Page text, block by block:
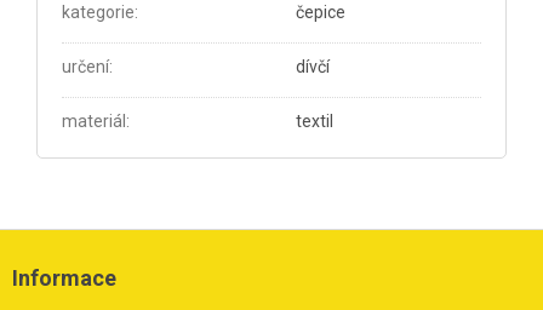
kategorie: čepice
určení: dívčí
materiál : textil
Z
Informace